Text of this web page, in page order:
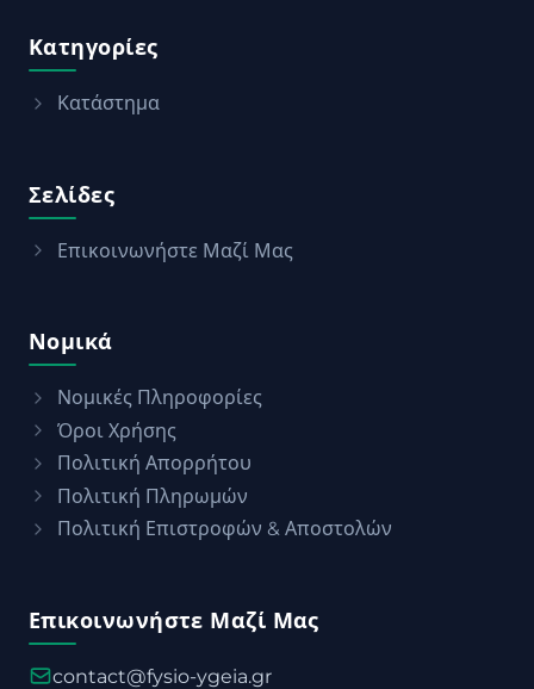
Κατηγορίες
Κατάστημα
Σελίδες
Επικοινωνήστε Μαζί Μας
Νομικά
Νομικές Πληροφορίες
Όροι Χρήσης
Πολιτική Απορρήτου
Πολιτική Πληρωμών
Πολιτική Επιστροφών & Αποστολών
Επικοινωνήστε Μαζί Μας
contact@fysio-ygeia.gr